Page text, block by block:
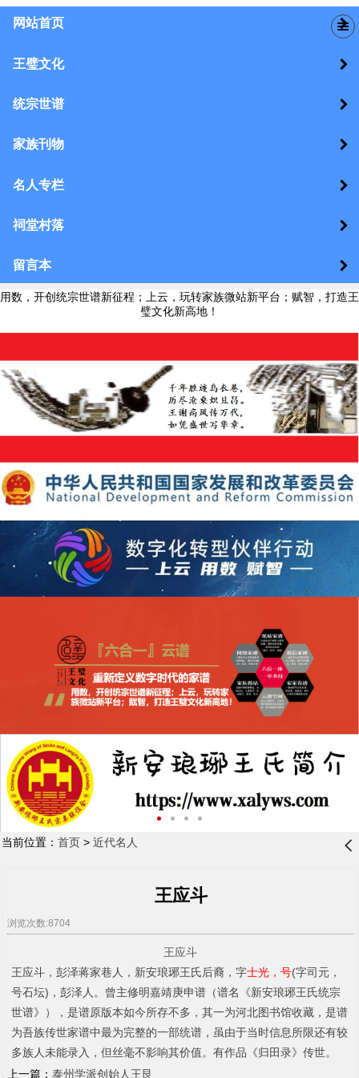
网站首页
王璧文化
统宗世谱
家族刊物
名人专栏
祠堂村落
留言本
用数，开创统宗世谱新征程；上云，玩转家族微站新平台；赋智，打造王
璧文化新高地！
当前位置： 首页> 近代名人 󰊒
王应斗
浏览次数:8704
王应斗
王应斗，彭泽蒋家巷人，新安琅琊王氏后裔，字士光，号(字司元，
号石坛) ，彭泽人。曾主修明嘉靖庚申谱（谱名《新安琅琊王氏统宗
世谱》），是谱原版本如今所存不多，其一为河北图书馆收藏，是谱
为吾族传世家谱中最为完整的一部统谱，虽由于当时信息所限还有较
多族人未能录入，但丝毫不影响其价值。有作品《归田录》传世。
上一篇： 泰州学派创始人王艮